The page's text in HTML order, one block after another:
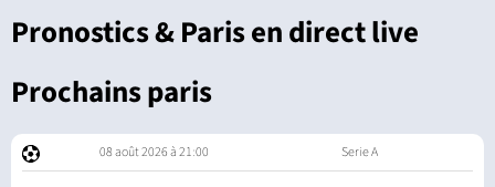
Pronostics & Paris en direct live
Prochains paris
08 août 2026 à 21:00 Serie A